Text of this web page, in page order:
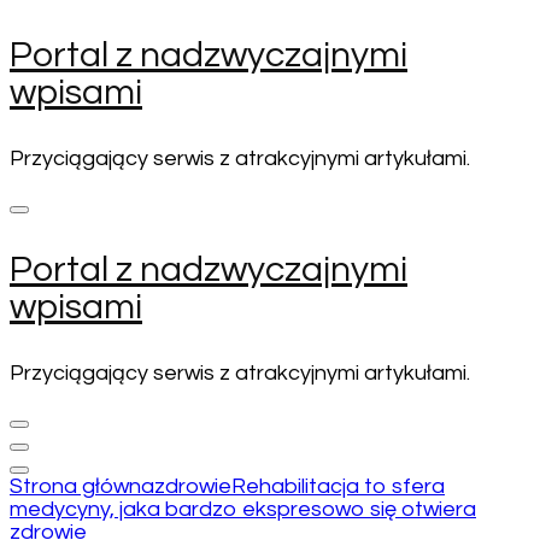
Pomiń
i
przejdź
do
(naciśnij
Portal z nadzwyczajnymi
wpisami
Przyciągający serwis z atrakcyjnymi artykułami.
Portal z nadzwyczajnymi
wpisami
Przyciągający serwis z atrakcyjnymi artykułami.
Strona głównazdrowieRehabilitacja to sfera
medycyny, jaka bardzo ekspresowo się otwiera
zdrowie